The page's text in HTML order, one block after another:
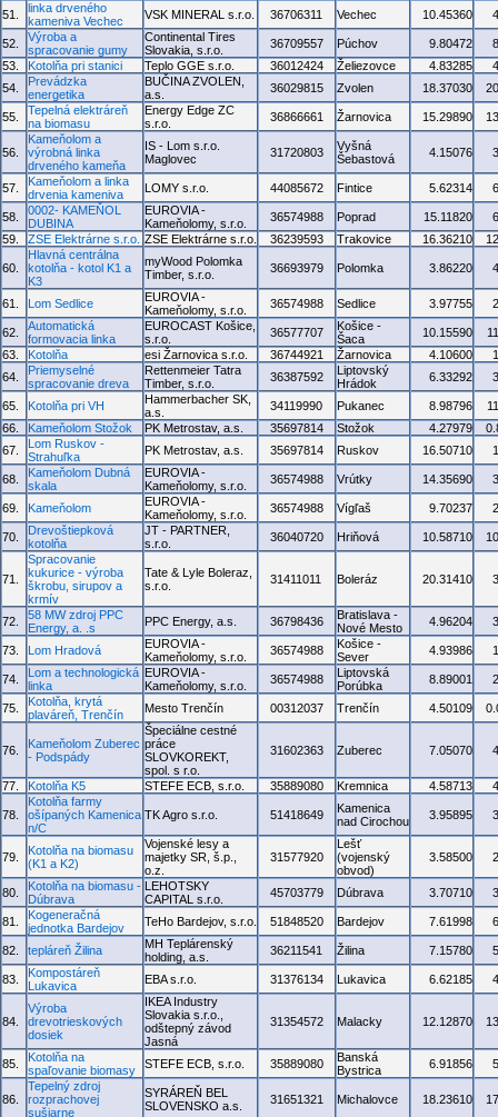
51.
linka drveného
kameniva Vechec
VSK MINERAL s.r.o. 36706311 Vechec 10.45360
52.
Výroba a
spracovanie gumy
Continental Tires
Slovakia, s.r.o.
36709557 Púchov 9.80472
53.
Kotolňa pri stanici Teplo GGE s.r.o. 36012424 Želiezovce 4.83285
54.
Prevádzka
energetika
BUČINA ZVOLEN,
a.s.
36029815 Zvolen 18.37030
55.
Tepelná elektráreň
na biomasu
Energy Edge ZC
s.r.o.
36866661 Žarnovica 15.29890
56.
Kameňolom a
výrobná linka
drveného kameňa
IS - Lom s.r.o.
Maglovec
31720803
Vyšná
Šebastová
4.15076
57.
Kameňolom a linka
drvenia kameniva
LOMY s.r.o. 44085672 Fintice 5.62314
58.
0002- KAMEŇOL
DUBINA
EUROVIA -
Kameňolomy, s.r.o.
36574988 Poprad 15.11820
59.
ZSE Elektrárne s.r.o. ZSE Elektrárne s.r.o. 36239593 Trakovice 16.36210
60.
Hlavná centrálna
kotolňa - kotol K1 a
K3
myWood Polomka
Timber, s.r.o.
36693979 Polomka 3.86220
61. Lom Sedlice
EUROVIA -
Kameňolomy, s.r.o.
36574988 Sedlice 3.97755
62.
Automatická
formovacia linka
EUROCAST Košice,
s.r.o.
36577707
Košice -
Šaca
10.15590
63.
Kotolňa esi Žarnovica s.r.o. 36744921 Žarnovica 4.10600
64.
Priemyselné
spracovanie dreva
Rettenmeier Tatra
Timber, s.r.o.
36387592
Liptovský
Hrádok
6.33292
65. Kotolňa pri VH
Hammerbacher SK,
a.s.
34119990 Pukanec 8.98796
66.
Kameňolom Stožok PK Metrostav, a.s. 35697814 Stožok 4.27979
67.
Lom Ruskov -
Strahuľka
PK Metrostav, a.s. 35697814 Ruskov 16.50710
68.
Kameňolom Dubná
skala
EUROVIA -
Kameňolomy, s.r.o.
36574988 Vrútky 14.35690
69. Kameňolom
EUROVIA -
Kameňolomy, s.r.o.
36574988 Vígľaš 9.70237
70.
Drevoštiepková
kotolňa
JT - PARTNER,
s.r.o.
36040720 Hriňová 10.58710
71.
Spracovanie
kukurice - výroba
škrobu, sirupov a
krmív
Tate & Lyle Boleraz,
s.r.o.
31411011 Boleráz 20.31410
72.
58 MW zdroj PPC
Energy, a. .s
PPC Energy, a.s. 36798436
Bratislava -
Nové Mesto
4.96204
73. Lom Hradová
EUROVIA -
Kameňolomy, s.r.o.
36574988
Košice -
Sever
4.93986
74.
Lom a technologická
linka
EUROVIA -
Kameňolomy, s.r.o.
36574988
Liptovská
Porúbka
8.89001
75.
Kotolňa, krytá
plaváreň, Trenčín
Mesto Trenčín 00312037 Trenčín 4.50109
76.
Kameňolom Zuberec
- Podspády
Špeciálne cestné
práce
SLOVKOREKT,
spol. s r.o.
31602363 Zuberec 7.05070
77. Kotolňa K5 STEFE ECB, s.r.o. 35889080 Kremnica 4.58713
78.
Kotolňa farmy
ošípaných Kamenica
n/C
TK Agro s.r.o. 51418649
Kamenica
nad Cirochou
3.95895
79.
Kotolňa na biomasu
(K1 a K2)
Vojenské lesy a
majetky SR, š.p.,
o.z.
31577920
Lešť
(vojenský
obvod)
3.58500
80.
Kotolňa na biomasu -
Dúbrava
LEHOTSKY
CAPITAL s.r.o.
45703779 Dúbrava 3.70710
81.
Kogeneračná
jednotka Bardejov
TeHo Bardejov, s.r.o. 51848520 Bardejov 7.61998
82. tepláreň Žilina
MH Teplárenský
holding, a.s.
36211541 Žilina 7.15780
83.
Kompostáreň
Lukavica
EBA s.r.o. 31376134 Lukavica 6.62185
84.
Výroba
drevotrieskových
dosiek
IKEA Industry
Slovakia s.r.o.,
odštepný závod
Jasná
31354572 Malacky 12.12870
85.
Kotolňa na
spaľovanie biomasy
STEFE ECB, s.r.o. 35889080
Banská
Bystrica
6.91856
86.
Tepelný zdroj
rozprachovej
sušiarne
SYRÁREŇ BEL
SLOVENSKO a.s.
31651321 Michalovce 18.23610